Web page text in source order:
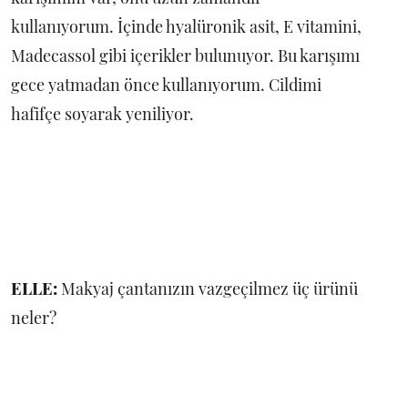
kullanıyorum. İçinde hyalüronik asit, E vitamini,
Madecassol gibi içerikler bulunuyor. Bu karışımı
gece yatmadan önce kullanıyorum. Cildimi
hafifçe soyarak yeniliyor.
ELLE: Makyaj çantanızın vazgeçilmez üç ürünü
neler?